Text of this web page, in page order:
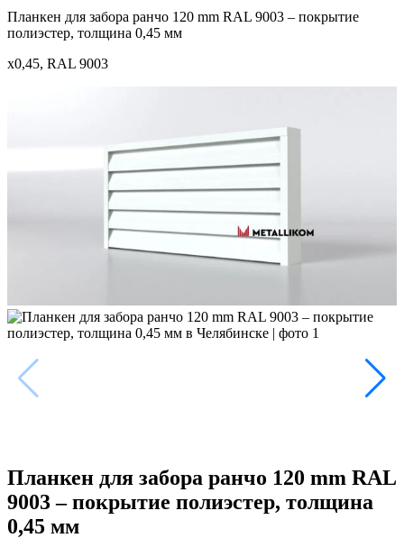
Планкен для забора ранчо 120 mm RAL 9003 – покрытие
полиэстер, толщина 0,45 мм
x0,45, RAL 9003
Планкен для забора ранчо 120 mm RAL
9003 – покрытие полиэстер, толщина
0,45 мм